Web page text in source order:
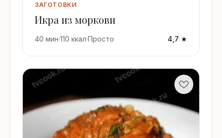
ЗАГОТОВКИ
Икра из моркови
40 мин·110 ккал·Просто 4,7 ★